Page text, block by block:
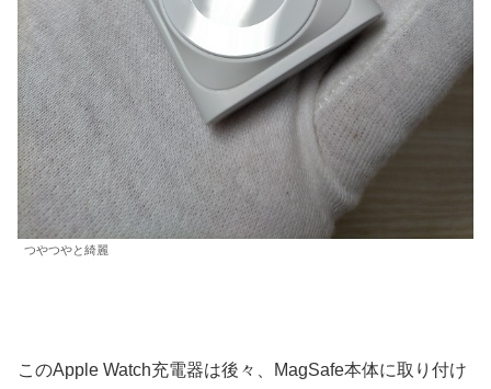
つやつやと綺麗
このApple Watch充電器は後々、MagSafe本体に取り付け